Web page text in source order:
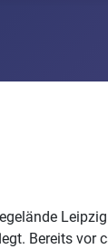
Bereits vor